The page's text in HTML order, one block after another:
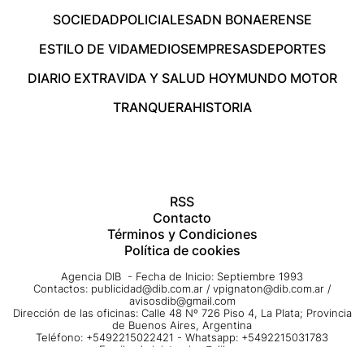
SOCIEDADPOLICIALESADN BONAERENSE
ESTILO DE VIDAMEDIOSEMPRESASDEPORTES
DIARIO EXTRAVIDA Y SALUD HOYMUNDO MOTOR
TRANQUERAHISTORIA
RSS
Contacto
Términos y Condiciones
Política de cookies
Agencia DIB - Fecha de Inicio: Septiembre 1993
Contactos: publicidad@dib.com.ar / vpignaton@dib.com.ar /
avisosdib@gmail.com
Dirección de las oficinas: Calle 48 Nº 726 Piso 4, La Plata; Provincia
de Buenos Aires, Argentina
Teléfono: +5492215022421 - Whatsapp: +5492215031783